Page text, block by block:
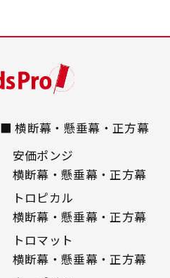
■ 横断幕・懸垂幕・正方幕
安価ポンジ
横断幕・懸垂幕・正方幕
トロピカル
横断幕・懸垂幕・正方幕
トロマット
横断幕・懸垂幕・正方幕